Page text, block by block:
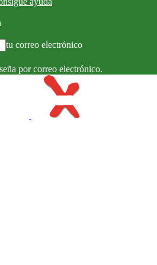
tu correo electrónico
por correo electrónico.